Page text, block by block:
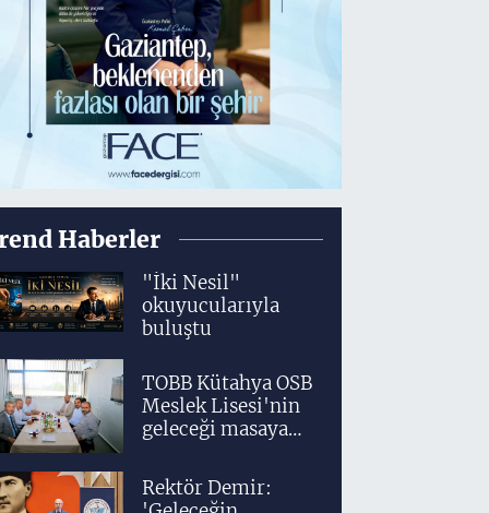
Haberler
"İki Nesil"
okuyucularıyla
buluştu
TOBB Kütahya OSB
Meslek Lisesi'nin
geleceği masaya
Rektör Demir: